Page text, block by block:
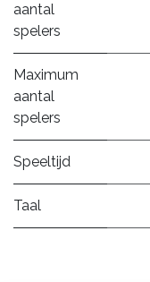
aantal
spelers
Maximum
aantal
spelers
Speeltijd
Taal